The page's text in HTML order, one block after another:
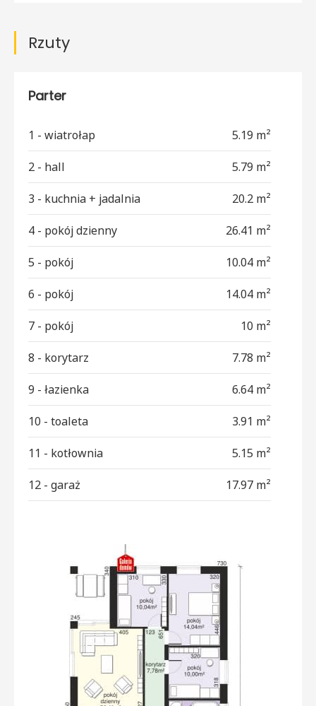
Rzuty
Parter
1 - wiatrołap 5.19 m²
2 - hall 5.79 m²
3 - kuchnia + jadalnia 20.2 m²
4 - pokój dzienny 26.41 m²
5 - pokój 10.04 m²
6 - pokój 14.04 m²
7 - pokój 10 m²
8 - korytarz 7.78 m²
9 - łazienka 6.64 m²
10 - toaleta 3.91 m²
11 - kotłownia 5.15 m²
12 - garaż 17.97 m²